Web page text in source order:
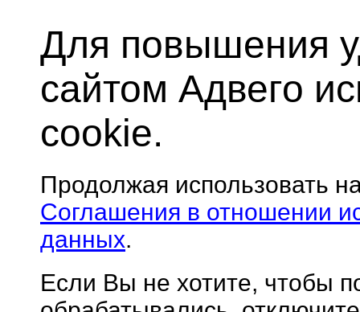
Для повышения
сайтом Адвего
cookie.
Продолжая использовать
Соглашения в отношении
данных.
Если Вы не хотите, чтобы